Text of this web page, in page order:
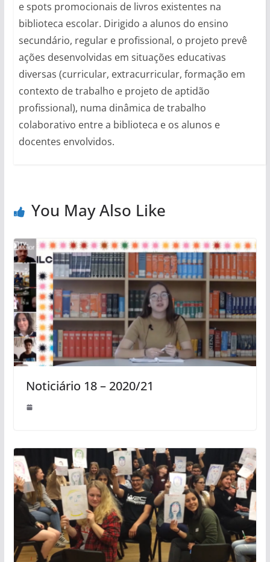
e spots promocionais de livros existentes na
biblioteca escolar. Dirigido a alunos do ensino
secundário, regular e profissional, o projeto prevê
ações desenvolvidas em situações educativas
diversas (curricular, extracurricular, formação em
contexto de trabalho e projeto de aptidão
profissional), numa dinâmica de trabalho
colaborativo entre a biblioteca e os alunos e
docentes envolvidos.
You May Also Like
Noticiário 18 – 2020/21